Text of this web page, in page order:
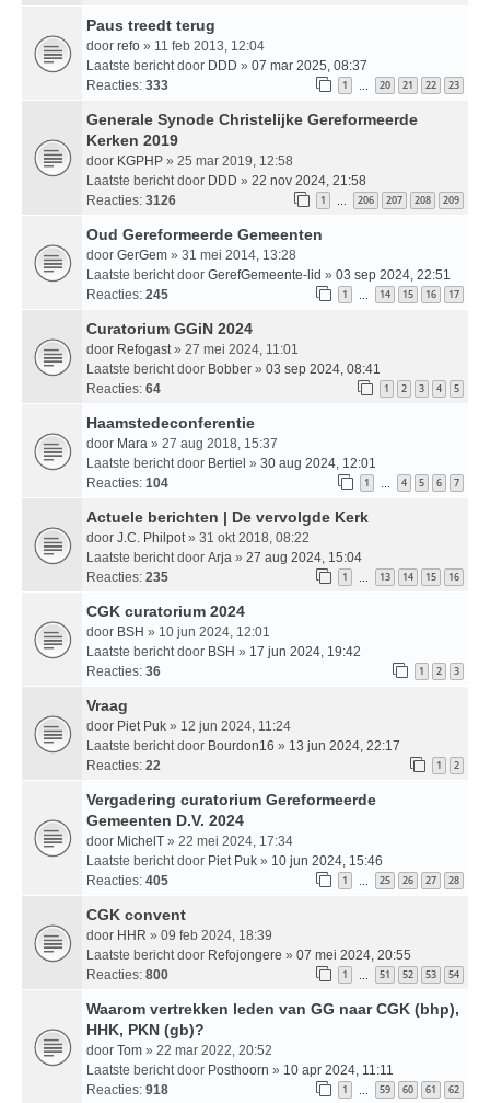
Paus treedt terug
door refo » 11 feb 2013, 12:04
Laatste bericht door DDD » 07 mar 2025, 08:37
Reacties: 333 1 … 20 21 22 23
Generale Synode Christelijke Gereformeerde
Kerken 2019
door KGPHP » 25 mar 2019, 12:58
Laatste bericht door DDD » 22 nov 2024, 21:58
Reacties: 3126 1 … 206 207 208 209
Oud Gereformeerde Gemeenten
door GerGem » 31 mei 2014, 13:28
Laatste bericht door GerefGemeente-lid » 03 sep 2024, 22:51
Reacties: 245 1 … 14 15 16 17
Curatorium GGiN 2024
door Refogast » 27 mei 2024, 11:01
Laatste bericht door Bobber » 03 sep 2024, 08:41
Reacties: 64 1 2 3 4 5
Haamstedeconferentie
door Mara » 27 aug 2018, 15:37
Laatste bericht door Bertiel » 30 aug 2024, 12:01
Reacties: 104 1 … 4 5 6 7
Actuele berichten | De vervolgde Kerk
door J.C. Philpot » 31 okt 2018, 08:22
Laatste bericht door Arja » 27 aug 2024, 15:04
Reacties: 235 1 … 13 14 15 16
CGK curatorium 2024
door BSH » 10 jun 2024, 12:01
Laatste bericht door BSH » 17 jun 2024, 19:42
Reacties: 36 1 2 3
Vraag
door Piet Puk » 12 jun 2024, 11:24
Laatste bericht door Bourdon16 » 13 jun 2024, 22:17
Reacties: 22 1 2
Vergadering curatorium Gereformeerde
Gemeenten D.V. 2024
door MichelT » 22 mei 2024, 17:34
Laatste bericht door Piet Puk » 10 jun 2024, 15:46
Reacties: 405 1 … 25 26 27 28
CGK convent
door HHR » 09 feb 2024, 18:39
Laatste bericht door Refojongere » 07 mei 2024, 20:55
Reacties: 800 1 … 51 52 53 54
Waarom vertrekken leden van GG naar CGK (bhp),
HHK, PKN (gb)?
door Tom » 22 mar 2022, 20:52
Laatste bericht door Posthoorn » 10 apr 2024, 11:11
Reacties: 918 1 … 59 60 61 62